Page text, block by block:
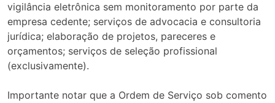
vigilância eletrônica sem monitoramento por parte da
empresa cedente; serviços de advocacia e consultoria
jurídica; elaboração de projetos, pareceres e
orçamentos; serviços de seleção profissional
(exclusivamente).
Importante notar que a Ordem de Serviço sob comento